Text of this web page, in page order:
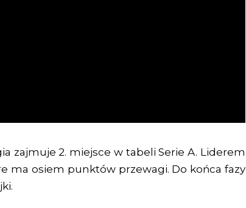
zajmuje 2. miejsce w tabeli Serie A. Liderem
ma osiem punktów przewagi. Do końca fazy